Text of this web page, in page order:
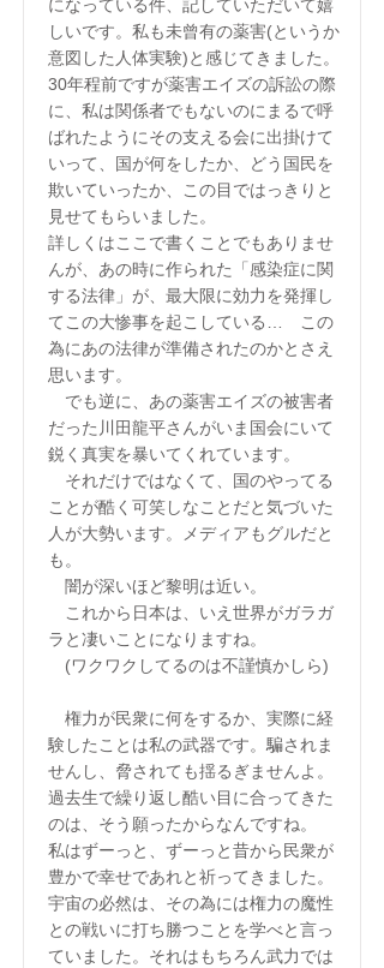
になっている件、記していただいて嬉
しいです。私も未曾有の薬害(というか
意図した人体実験)と感じてきました。
30年程前ですが薬害エイズの訴訟の際
に、私は関係者でもないのにまるで呼
ばれたようにその支える会に出掛けて
いって、国が何をしたか、どう国民を
欺いていったか、この目ではっきりと
見せてもらいました。
詳しくはここで書くことでもありませ
んが、あの時に作られた「感染症に関
する法律」が、最大限に効力を発揮し
てこの大惨事を起こしている… この
為にあの法律が準備されたのかとさえ
思います。
でも逆に、あの薬害エイズの被害者
だった川田龍平さんがいま国会にいて
鋭く真実を暴いてくれています。
それだけではなくて、国のやってる
ことが酷く可笑しなことだと気づいた
人が大勢います。メディアもグルだと
も。
闇が深いほど黎明は近い。
これから日本は、いえ世界がガラガ
ラと凄いことになりますね。
(ワクワクしてるのは不謹慎かしら)
権力が民衆に何をするか、実際に経
験したことは私の武器です。騙されま
せんし、脅されても揺るぎませんよ。
過去生で繰り返し酷い目に合ってきた
のは、そう願ったからなんですね。
私はずーっと、ずーっと昔から民衆が
豊かで幸せであれと祈ってきました。
宇宙の必然は、その為には権力の魔性
との戦いに打ち勝つことを学べと言っ
ていました。それはもちろん武力では